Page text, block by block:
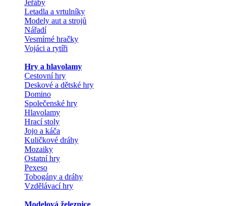
Jeřáby
Letadla a vrtulníky
Modely aut a strojů
Nářadí
Vesmírné hračky
Vojáci a rytíři
Hry a hlavolamy
Cestovní hry
Deskové a dětské hry
Domino
Společenské hry
Hlavolamy
Hrací stoly
Jojo a káča
Kuličkové dráhy
Mozaiky
Ostatní hry
Pexeso
Tobogány a dráhy
Vzdělávací hry